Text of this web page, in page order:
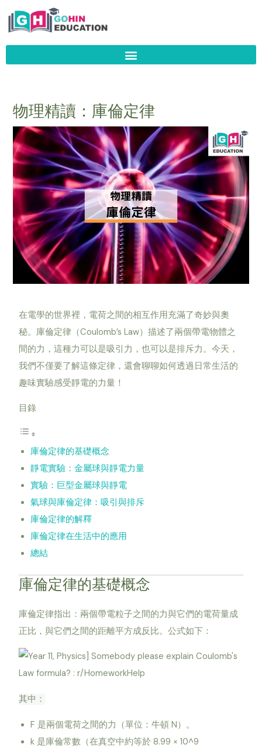
Skip
物理精讀：庫倫定律
在電學的世界裡，電荷之間的相互作用充滿了奇妙與奧
秘。庫倫定律（Coulomb’s Law）描述了兩個帶電物體之
間的力，這種力可以是吸引力，也可以是排斥力。今天，
我們不僅要了解這條定律，還會聊聊如何透過日常生活的
趣味實驗感受靜電的力量！
目錄
庫倫定律的基礎概念
靜電實驗：金屬球與靜電力量
實驗：巨型金屬球與靜電
氣球與庫倫定律：吸引與排斥
庫倫定律的解釋
庫倫定律在生活中的應用
總結
庫倫定律的基礎概念
庫倫定律指出：兩個帶電粒子之間的力與它們的電荷量成
正比，與它們之間的距離平方成反比。公式如下：
其中：
F 是兩個電荷之間的力（單位：牛頓 N）。
k 是庫倫常數（在真空中約等於 8.99 × 10^9